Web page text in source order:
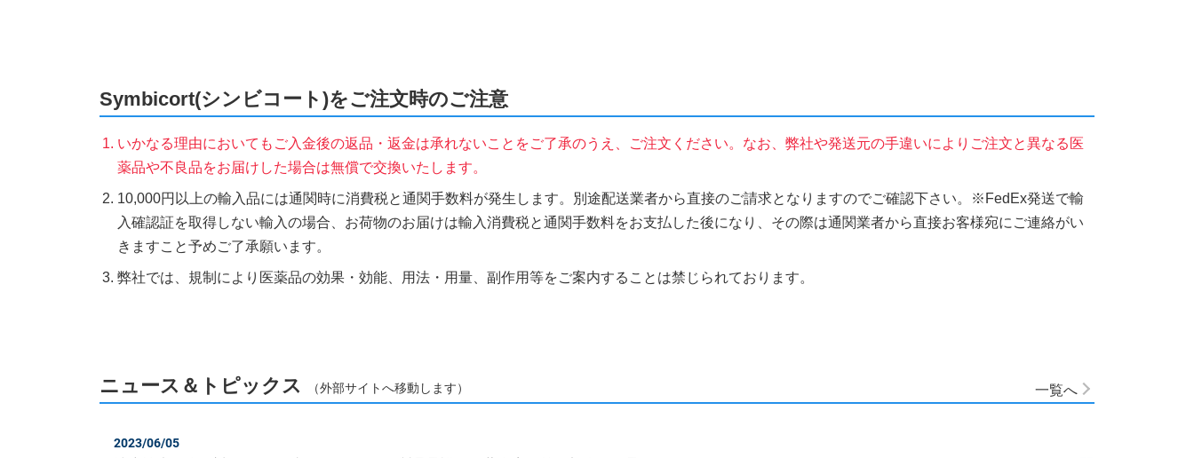
Symbicort(シンビコート)をご注文時のご注意
いかなる理由においてもご入金後の返品・返金は承れないことをご了承のうえ、ご注文ください。なお、弊社や発送元の手違いによりご注文と異なる医
薬品や不良品をお届けした場合は無償で交換いたします。
10,000円以上の輸入品には通関時に消費税と通関手数料が発生します。別途配送業者から直接のご請求となりますのでご確認下さい。※FedEx発送で輸
入確認証を取得しない輸入の場合、お荷物のお届けは輸入消費税と通関手数料をお支払した後になり、その際は通関業者から直接お客様宛にご連絡がい
きますこと予めご了承願います。
弊社では、規制により医薬品の効果・効能、用法・用量、副作用等をご案内することは禁じられております。
ニュース＆トピックス （外部サイトへ移動します） 一覧へ
2023/06/05